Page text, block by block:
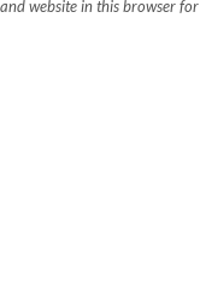
website in this browser